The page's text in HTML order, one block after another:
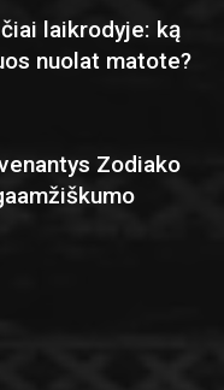
laikrodyje: ką
nuolat matote?
Zodiako